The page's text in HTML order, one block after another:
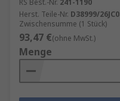
RS Best.-Nr. 241-1190
Herst. Teile-Nr. D38999/
Zwischensumme (1 Stück)
93,47 €(ohne MwSt.)
Menge